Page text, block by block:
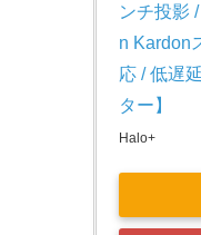
ンチ投影
n Kardon
応 / 低遅
ター】
Halo+